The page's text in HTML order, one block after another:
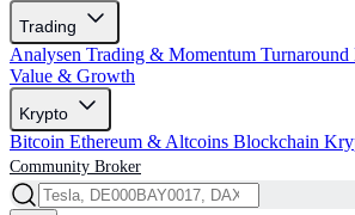
Trading
Analysen Trading & Momentum Turnaround
Value & Growth
Krypto
Bitcoin Ethereum & Altcoins Blockchain
Community Broker